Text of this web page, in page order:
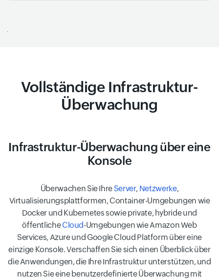
Vollständige Infrastruktur-
Überwachung
Infrastruktur-Überwachung über eine
Konsole
Überwachen Sie Ihre Server, Netzwerke,
Virtualisierungsplattformen, Container-Umgebungen wie
Docker und Kubernetes sowie private, hybride und
öffentlicheCloud-Umgebungen wie Amazon Web
Services, Azure und Google Cloud Platform über eine
einzige Konsole. Verschaffen Sie sich einen Überblick über
die Anwendungen, die Ihre Infrastruktur unterstützen, und
nutzen Sie eine benutzerdefinierte Überwachung mit